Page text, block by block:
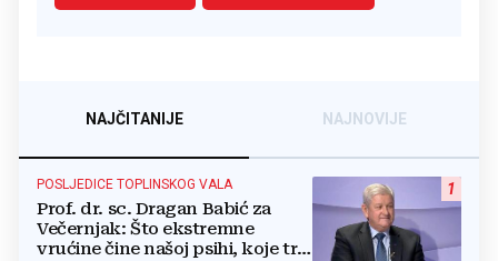
NAJČITANIJE NAJNOVIJE
1
POSLJEDICE TOPLINSKOG VALA
Prof. dr. sc. Dragan Babić za
Večernjak: Što ekstremne
vrućine čine našoj psihi, koje tri